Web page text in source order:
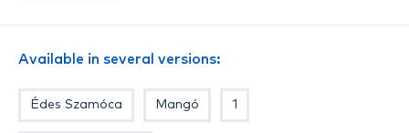
Available in several versions:
Édes Szamóca Mangó 1